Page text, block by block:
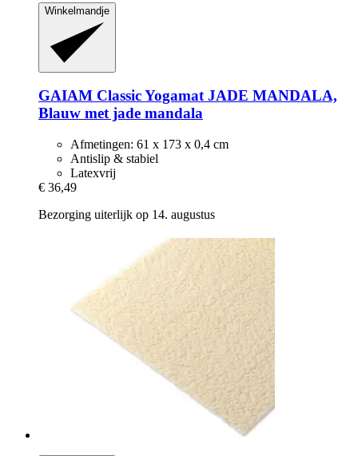
Winkelmandje
GAIAM Classic Yogamat JADE MANDALA,
Blauw met jade mandala
Afmetingen: 61 x 173 x 0,4 cm
Antislip & stabiel
Latexvrij
€ 36,49
Bezorging uiterlijk op 14. augustus